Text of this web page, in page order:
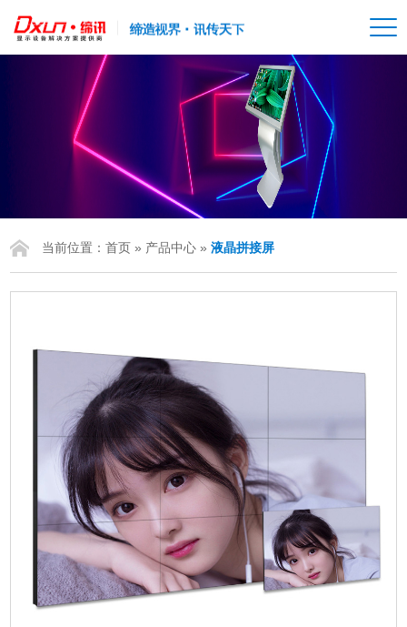
当前位置：首页 » 产品中心 »液晶拼接屏